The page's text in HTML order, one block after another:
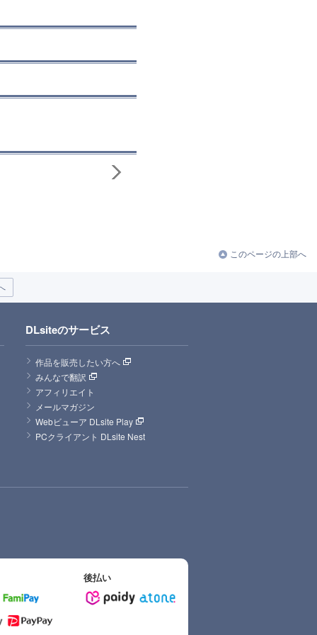
このページの上部へ
DLsiteのサービス
作品を販売したい方へ
みんなで翻訳
アフィリエイト
メールマガジン
Webビューア DLsite Play
PCクライアント DLsite Nest
後払い